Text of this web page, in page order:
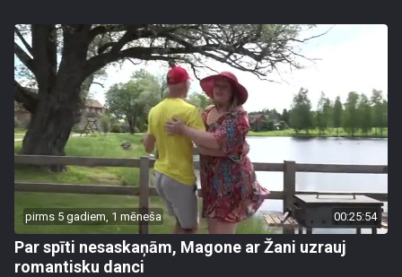
pirms 5 gadiem, 1 mēneša 00:25:54
Par spīti nesaskaņām, Magone ar Žani uzrauj
romantisku danci